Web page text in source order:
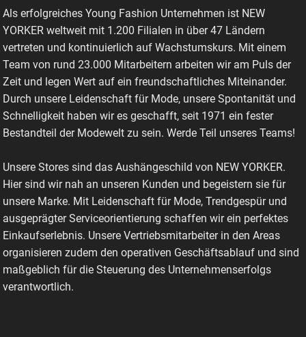
Als erfolgreiches Young Fashion Unternehmen ist NEW
YORKER weltweit mit 1.200 Filialen in über 47 Ländern
vertreten und kontinuierlich auf Wachstumskurs. Mit einem
Team von rund 23.000 Mitarbeitern arbeiten wir am Puls der
Zeit und legen Wert auf ein freundschaftliches Miteinander.
Durch unsere Leidenschaft für Mode, unsere Spontanität und
Schnelligkeit haben wir es geschafft, seit 1971 ein fester
Bestandteil der Modewelt zu sein. Werde Teil unseres Teams!
Unsere Stores sind das Aushängeschild von NEW YORKER.
Hier sind wir nah an unseren Kunden und begeistern sie für
unsere Marke. Mit Leidenschaft für Mode, Trendgespür und
ausgeprägter Serviceorientierung schaffen wir ein perfektes
Einkaufserlebnis. Unsere Vertriebsmitarbeiter in den Areas
organisieren zudem den operativen Geschäftsablauf und sind
maßgeblich für die Steuerung des Unternehmenserfolgs
verantwortlich.